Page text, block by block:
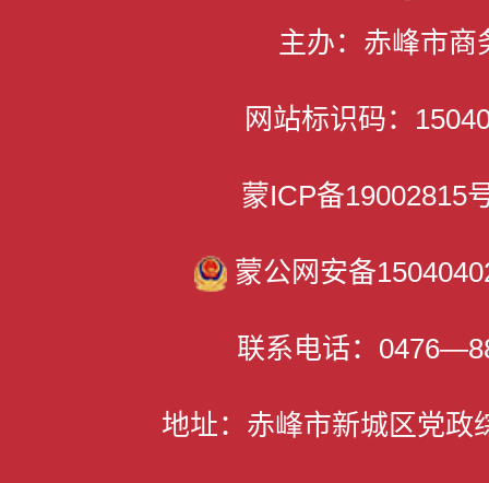
主办：赤峰市商
网站标识码：
蒙ICP备
蒙公网安备
联系电话：
地址：赤峰市新城区党政